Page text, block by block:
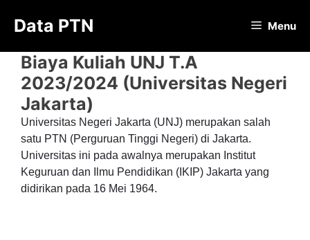
Data PTN Menu
Biaya Kuliah UNJ T.A
2023/2024 (Universitas Negeri
Jakarta)
Universitas Negeri Jakarta (UNJ) merupakan salah
satu PTN (Perguruan Tinggi Negeri) di Jakarta.
Universitas ini pada awalnya merupakan Institut
Keguruan dan Ilmu Pendidikan (IKIP) Jakarta yang
didirikan pada 16 Mei 1964.